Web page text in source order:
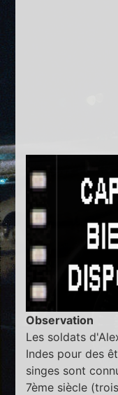
Observation
Les soldats
Indes pour des
singes sont
7ème siècle